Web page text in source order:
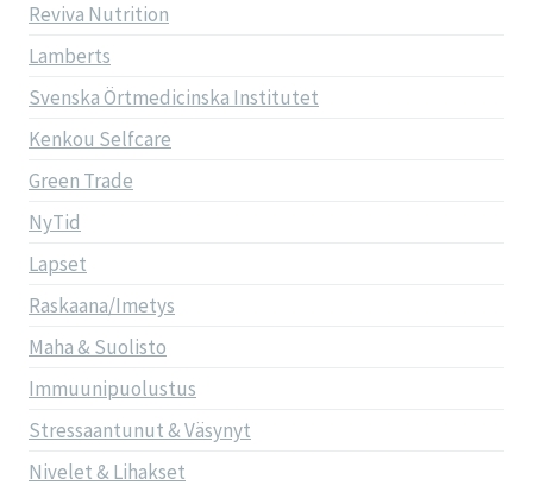
Reviva Nutrition
Lamberts
Svenska Örtmedicinska Institutet
Kenkou Selfcare
Green Trade
NyTid
Lapset
Raskaana/Imetys
Maha & Suolisto
Immuunipuolustus
Stressaantunut & Väsynyt
Nivelet & Lihakset